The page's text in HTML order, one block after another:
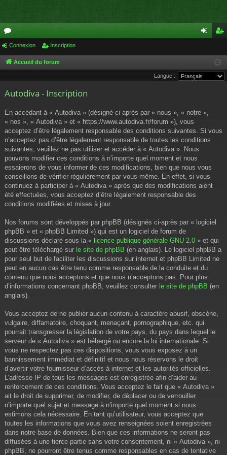
or
u
s
cri
pti
Connexion Inscription
Accueil du forum
Langue :
Autodiva - Inscription
En accédant à « Autodiva » (désigné ci-après par « nous », « notre »,
« nos », « Autodiva » et « https://www.autodiva.fr/forum »), vous
acceptez d’être légalement responsable des conditions suivantes. Si vous
n’acceptez pas d’être légalement responsable de toutes les conditions
suivantes, veuillez ne pas utiliser et accéder à « Autodiva ». Nous
pouvons modifier ces conditions à n’importe quel moment et nous
essaierons de vous informer de ces modifications, bien que nous vous
conseillons de vérifier régulièrement par vous-même. En effet, si vous
continuez à participer à « Autodiva » après que des modifications aient
été effectuées, vous acceptez d’être légalement responsable des
conditions modifiées et mises à jour.
Nos forums sont développés par phpBB (désignés ci-après par « logiciel
phpBB » et « phpBB Limited ») qui est un logiciel de forum de
discussions déclaré sous la « licence publique générale GNU 2.0 » et qui
peut être téléchargé sur le site de phpBB (en anglais). Le logiciel phpBB a
pour seul but de faciliter les discussions sur internet et phpBB Limited ne
peut en aucun cas être tenu comme responsable de la conduite et du
contenu que nous acceptons et que nous n’acceptons pas. Pour plus
d’informations concernant phpBB, veuillez consulter le site de phpBB (en
anglais).
Vous acceptez de ne publier aucun contenu à caractère abusif, obscène,
vulgaire, diffamatoire, choquant, menaçant, pornographique, etc. qui
pourrait transgresser la législation de votre pays, du pays dans lequel le
serveur de « Autodiva » est hébergé ou encore la loi internationale. Si
vous ne respectez pas ces dispositions, vous vous exposez à un
bannissement immédiat et définitif et nous nous réservons le droit
d’avertir votre fournisseur d’accès à internet et les autorités officielles.
L’adresse IP de tous les messages est enregistrée afin d’aider au
renforcement de ces conditions. Vous acceptez le fait que « Autodiva »
ait le droit de supprimer, de modifier, de déplacer ou de verrouiller
n’importe quel sujet et message à n’importe quel moment si nous
estimons cela nécessaire. En tant qu’utilisateur, vous acceptez que
toutes les informations que vous avez renseignées soient enregistrées
dans notre base de données. Bien que ces informations ne seront pas
diffusées à une tierce partie sans votre consentement, ni « Autodiva », ni
phpBB, ne pourront être tenus comme responsables en cas de tentative